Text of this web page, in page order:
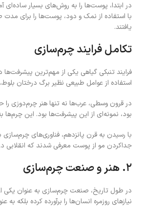
در ابتدا، پوست‌ها را به روش‌های بسیار
با استفاده از نمک و دود، پوست‌ها را برای
یافتند.
تکامل فرایند چرم‌سازی
استفاده از عوامل طبیعی نظیر برگ درختان
در قرون وسطی، عرب‌ها نه تنها هنر چرم‌دوزی را
بود، نمونه‌ای از این پیشرفت‌ها بود. این
با رسیدن به قرن پانزدهم، فناوری‌های چرم‌سازی
جداکردن مو از پوست معرفی شدند که انقلابی
۲. هنر و صنعت چرم‌سازی
در طول تاریخ، صنعت چرم‌سازی به عنوان یکی از
نیازهای روزمره انسان‌ها را برآورده کرده